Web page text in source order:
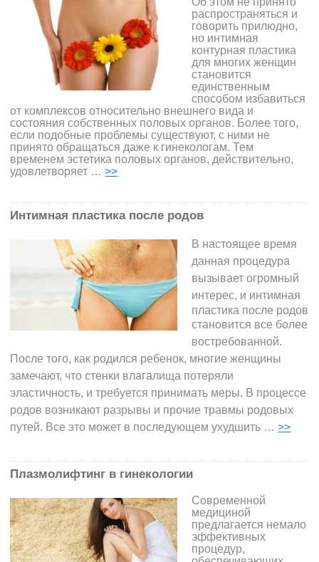
распространяться и
говорить прилюдно,
но интимная
контурная пластика
для многих женщин
становится
единственным
способом избавиться
от комплексов относительно внешнего вида и
состояния собственных половых органов. Более того,
если подобные проблемы существуют, с ними не
принято обращаться даже к гинекологам. Тем
временем эстетика половых органов, действительно,
удовлетворяет …>>
Интимная пластика после родов
В настоящее время
данная процедура
вызывает огромный
интерес, и интимная
пластика после родов
становится все более
востребованной.
После того, как родился ребенок, многие женщины
замечают, что стенки влагалища потеряли
эластичность, и требуется принимать меры. В процессе
родов возникают разрывы и прочие травмы родовых
путей. Все это может в последующем ухудшить …>>
Плазмолифтинг в гинекологии
Современной
медициной
предлагается немало
эффективных
процедур,